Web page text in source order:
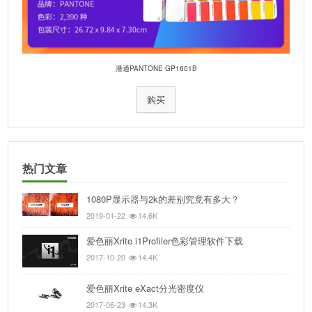
潘通PANTONE GP1601B
购买
热门文章
1080P显示器与2k的差别究竟有多大？
2019-01-22 14.6K
爱色丽Xrite i1Profiler色彩管理软件下载
2017-10-20 14.4K
爱色丽Xrite eXact分光密度仪
2017-06-23 14.3K